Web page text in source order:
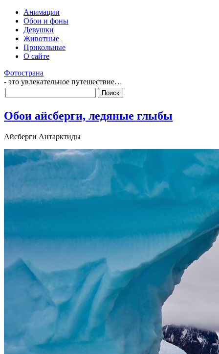
Анимации
Обои и фоны
Девушки
Животные
Прикольные
О сайте
Фотострана
- это увлекательное путешествие…
Обои айсберги, ледяные глыбы
Айсберги Антарктиды